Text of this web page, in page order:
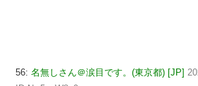
56: 名無しさん＠涙目です。(東京都) [JP]